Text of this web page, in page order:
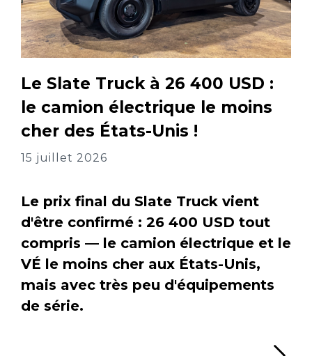
Le Slate Truck à 26 400 USD :
le camion électrique le moins
cher des États-Unis !
15 juillet 2026
Le prix final du Slate Truck vient
d'être confirmé : 26 400 USD tout
compris — le camion électrique et le
VÉ le moins cher aux États-Unis,
mais avec très peu d'équipements
de série.